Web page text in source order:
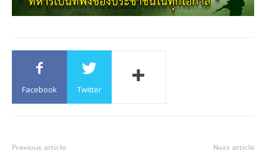
Facebook Twitter
Previous article Next article